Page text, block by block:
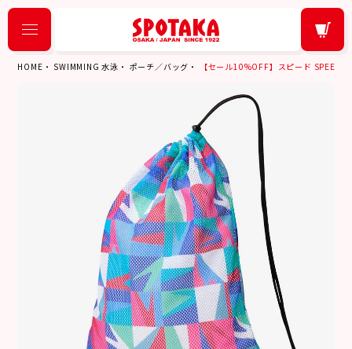
HOME SWIMMING 水泳 ポーチ／バッグ 【セール10%OFF】スピード